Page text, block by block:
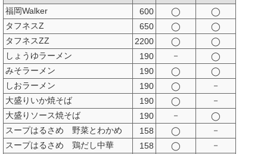
福岡Walker
600 ◯
◯
タフネスZ
650 ◯
◯
タフネスZZ
2200 ◯
◯
しょうゆラーメン
190 －
◯
みそラーメン
190 ◯
◯
しおラーメン
190 ◯
－
大盛りいか焼そば
190 ◯
－
大盛りソース焼そば
190 －
◯
スープはるさめ 野菜とわかめ
158 ◯
－
スープはるさめ 鶏だし中華
158 ◯
－